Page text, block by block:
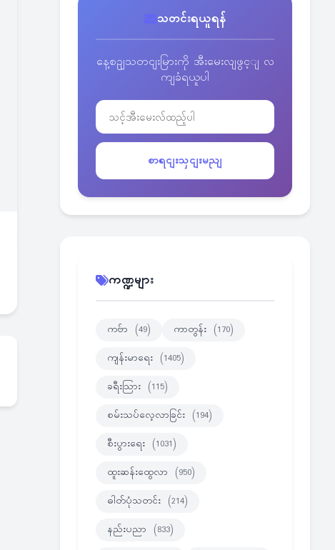
သတင်းရယူရန်
နေ့စဥျသတငျးမြားကို အီးမေးလျဖွင့ျ လ
ကျခံရယူပါ
စာရငျးသှငျးမညျ
ကဏ္ဍများ
ကဗ်ာ (49) ကာတွန်း (170)
ကျန်းမာရေး (1405)
ခရီးသြား (115)
စမ်းသပ်လေ့လာခြင်း (194)
စီးပွားရေး (1031)
ထူးဆန်းထွေလာ (950)
ဓါတ်ပုံသတင်း (214)
နည်းပညာ (833)